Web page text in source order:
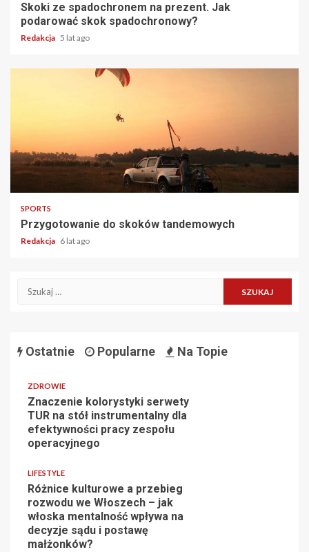
Skoki ze spadochronem na prezent. Jak
podarować skok spadochronowy?
Redakcja 5 lat ago
3 min read
SPORTS
Przygotowanie do skoków tandemowych
Redakcja 6 lat ago
Szukaj:
Ostatnie Popularne Na Topie
ZDROWIE
Znaczenie kolorystyki serwety
TUR na stół instrumentalny dla
efektywności pracy zespołu
operacyjnego
LIFESTYLE
Różnice kulturowe a przebieg
rozwodu we Włoszech – jak
włoska mentalność wpływa na
decyzje sądu i postawę
małżonków?